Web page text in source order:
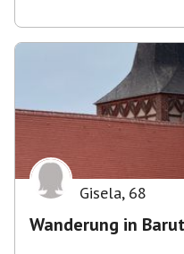
Gisela, 68
Wanderung in